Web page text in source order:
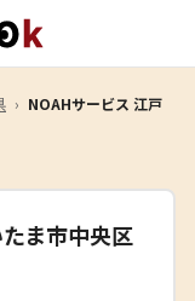
› NOAHサービス 江戸
ま市中央区